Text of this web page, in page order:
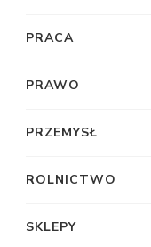
PRACA
PRAWO
PRZEMYSŁ
ROLNICTWO
SKLEPY